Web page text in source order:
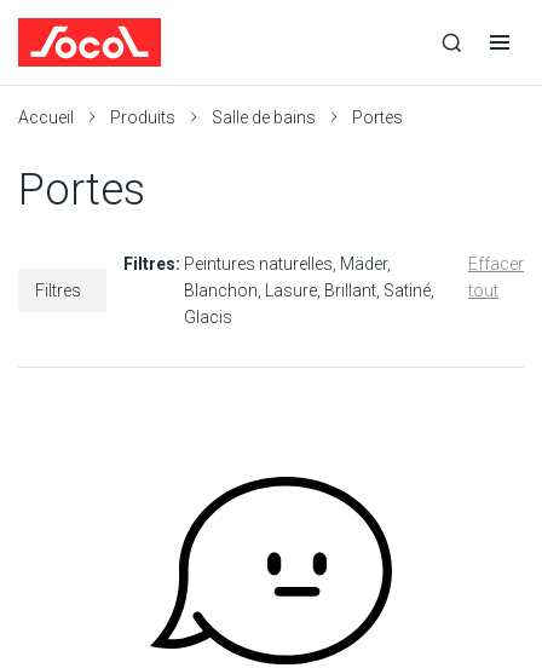
recherche
recherche
navigation
Accueil Produits Salle de bains Portes
Portes
Filtres
Filtres: Peintures naturelles Mäder
Blanchon
Lasure Brillant Satiné
Glacis
Effacer
tout